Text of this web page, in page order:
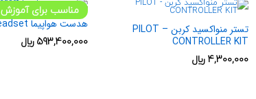
تستر منواکسید کربن – PILOT
CONTROLLER KIT
4,300,000﷼
مناسب برای آموزش
هدست هواپیما ASA Headset
593,400,000﷼